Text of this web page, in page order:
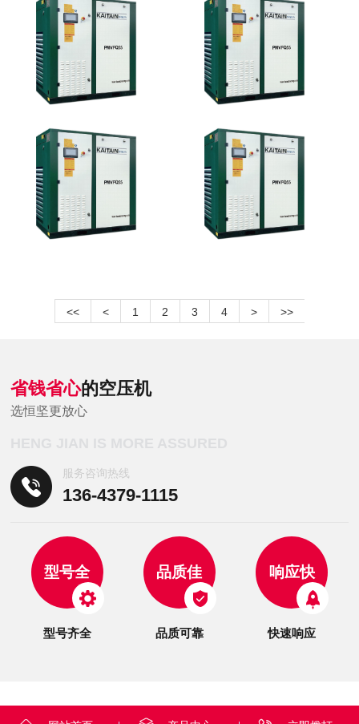
<< < 1 2 3 4 > >>
省钱省心的空压机
选恒坚更放心
服务咨询热线
136-4379-1115
型号全
型号齐全
品质佳
品质可靠
响应快
快速响应